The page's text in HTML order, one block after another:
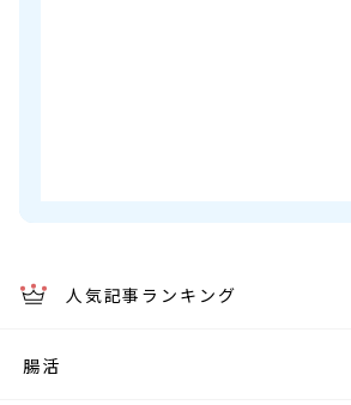
人気記事ランキング
腸活